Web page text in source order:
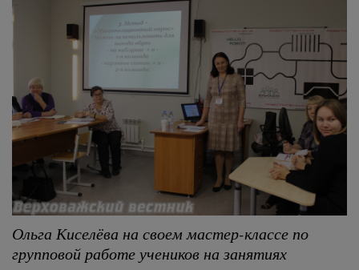
Ольга Киселёва на своем мастер-классе по
групповой работе учеников на занятиях